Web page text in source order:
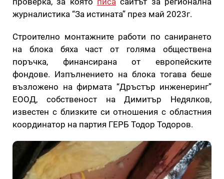
журналистика “За истината” през май 2023г.
Строително монтажните работи по санирането
на блока бяха част от голяма обществена
поръчка, финансирана от европейските
фондове. Изпълнението на блока тогава беше
възложено на фирмата “Дръстър инженеринг”
ЕООД, собственост на Димитър Недялков,
известен с близките си отношения с областния
координатор на партия ГЕРБ Тодор Тодоров.